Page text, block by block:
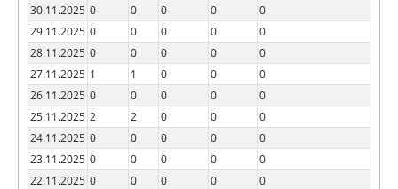
30.11.2025 0 0 0 0
0
29.11.2025 0 0 0 0
0
28.11.2025 0 0 0 0
0
27.11.2025 1 1 0 0
0
26.11.2025 0 0 0 0
0
25.11.2025 2 2 0 0
0
24.11.2025 0 0 0 0
0
23.11.2025 0 0 0 0
0
22.11.2025 0 0 0 0
0